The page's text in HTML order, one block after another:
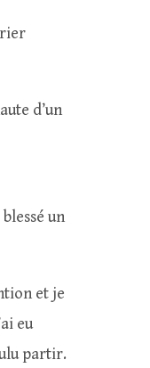
d’un
un
et je
eu
partir.